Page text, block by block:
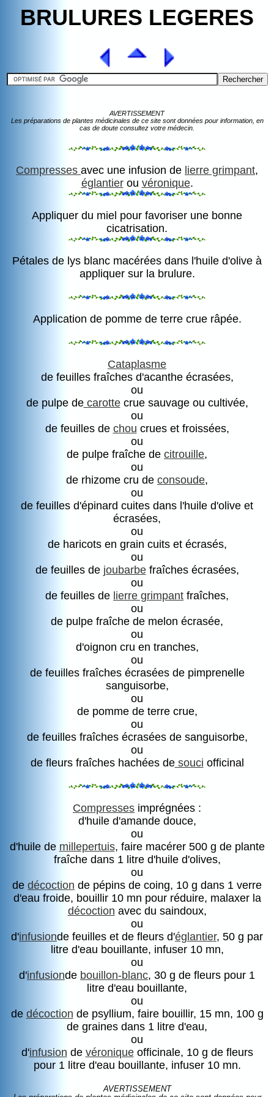
BRULURES LEGERES
AVERTISSEMENT
Les préparations de plantes médicinales de ce site sont données pour information, en
cas de doute consultez votre médecin.
Compresses avec une infusion de lierre grimpant,
églantierou véronique.
Appliquer du miel pour favoriser une bonne
cicatrisation.
Pétales de lys blanc macérées dans l'huile d'olive à
appliquer sur la brulure.
Application de pomme de terre crue râpée.
Cataplasme
de feuilles fraîches d'acanthe écrasées,
ou
de pulpe decarottecrue sauvage ou cultivée,
ou
de feuilles de chou crues et froissées,
ou
de pulpe fraîche de citrouille,
ou
de rhizome cru de consoude,
ou
de feuilles d'épinard cuites dans l'huile d'olive et
écrasées,
ou
de haricots en grain cuits et écrasés,
ou
de feuilles de joubarbefraîches écrasées,
ou
de feuilles de lierre grimpant fraîches,
ou
de pulpe fraîche de melon écrasée,
ou
d'oignon cru en tranches,
ou
de feuilles fraîches écrasées de pimprenelle
sanguisorbe,
ou
de pomme de terre crue,
ou
de feuilles fraîches écrasées de sanguisorbe,
ou
de fleurs fraîches hachées desouci officinal
Compresses imprégnées :
d'huile d'amande douce,
ou
d'huile de millepertuis, faire macérer 500 g de plante
fraîche dans 1 litre d'huile d'olives,
ou
de décoction de pépins de coing, 10 g dans 1 verre
d'eau froide, bouillir 10 mn pour réduire, malaxer la
décoction avec du saindoux,
ou
d'infusionde feuilles et de fleurs d'églantier, 50 g par
litre d'eau bouillante, infuser 10 mn,
ou
d'infusionde bouillon-blanc, 30 g de fleurs pour 1
litre d'eau bouillante,
ou
de décoction de psyllium, faire bouillir, 15 mn, 100 g
de graines dans 1 litre d'eau,
ou
d'infusion de véroniqueofficinale, 10 g de fleurs
pour 1 litre d'eau bouillante, infuser 10 mn.
AVERTISSEMENT